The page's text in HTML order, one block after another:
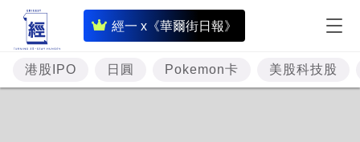
經一 x《華爾街日報》
即
時
財
經
港股IPO 日圓 Pokemon卡 美股科技股